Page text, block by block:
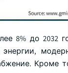
8% до 2032
Кроме